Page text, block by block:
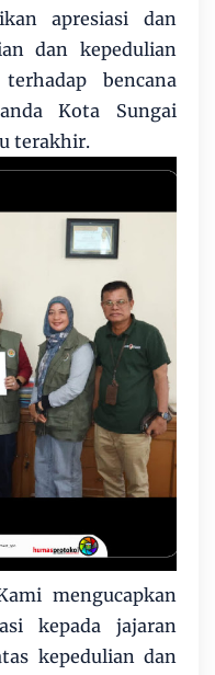
apresiasi dan
dan kepedulian
bencana
Kota Sungai
terakhir.
mengucapkan
kepada jajaran
kepedulian dan